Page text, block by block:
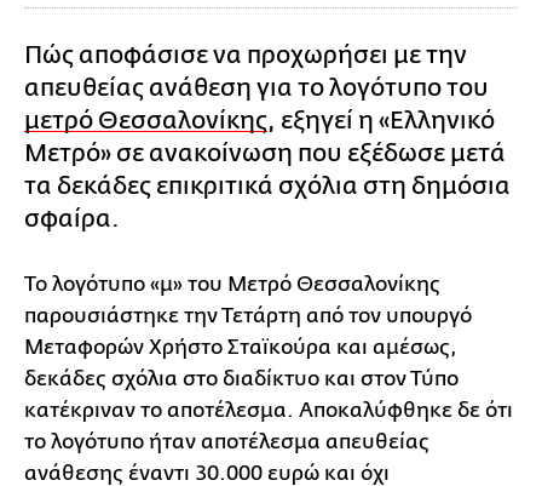
Πώς αποφάσισε να προχωρήσει με την
απευθείας ανάθεση για το λογότυπο του
μετρό Θεσσαλονίκης, εξηγεί η «Ελληνικό
Μετρό» σε ανακοίνωση που εξέδωσε μετά
τα δεκάδες επικριτικά σχόλια στη δημόσια
σφαίρα.
To λογότυπο «μ» του Μετρό Θεσσαλονίκης
παρουσιάστηκε την Τετάρτη από τον υπουργό
Μεταφορών Χρήστο Σταϊκούρα και αμέσως,
δεκάδες σχόλια στο διαδίκτυο και στον Τύπο
κατέκριναν το αποτέλεσμα. Αποκαλύφθηκε δε ότι
το λογότυπο ήταν αποτέλεσμα απευθείας
ανάθεσης έναντι 30.000 ευρώ και όχι